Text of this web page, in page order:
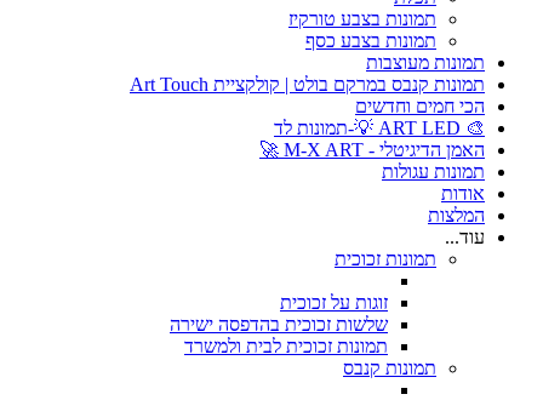
תמונות בצבע טורקיז
תמונות בצבע כסף
תמונות מעוצבות
תמונות קנבס במרקם בולט | קולקציית Art Touch
הכי חמים וחדשים
🎨 ART LED 💡-תמונות לד
האמן הדיגיטלי - M-X ART 🚀
תמונות עגולות
אודות
המלצות
עוד...
תמונות זכוכית
זוגות על זכוכית
שלשות זכוכית בהדפסה ישירה
תמונות זכוכית לבית ולמשרד
תמונות קנבס